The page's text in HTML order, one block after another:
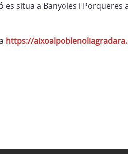
es situa a Banyoles i Porqueres
https://